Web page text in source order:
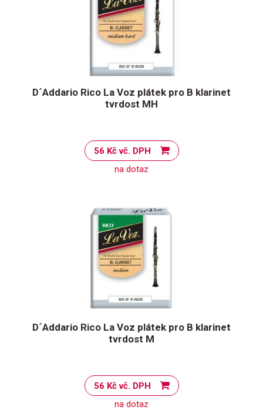
D´Addario Rico La Voz plátek pro B klarinet
tvrdost MH
56 Kč vč. DPH
na dotaz
D´Addario Rico La Voz plátek pro B klarinet
tvrdost M
56 Kč vč. DPH
na dotaz